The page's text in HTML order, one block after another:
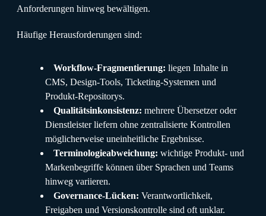
Anforderungen hinweg bewältigen.
Häufige Herausforderungen sind:
Workflow-Fragmentierung: liegen Inhalte in
CMS, Design-Tools, Ticketing-Systemen und
Produkt-Repositorys.
Qualitätsinkonsistenz: mehrere Übersetzer oder
Dienstleister liefern ohne zentralisierte Kontrollen
möglicherweise uneinheitliche Ergebnisse.
Terminologieabweichung: wichtige Produkt- und
Markenbegriffe können über Sprachen und Teams
hinweg variieren.
Governance-Lücken: Verantwortlichkeit,
Freigaben und Versionskontrolle sind oft unklar.